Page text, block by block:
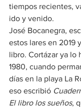
tiempos recientes,
ido y venido.
José Bocanegra,
estos lares en 2019
libro. Cortázar ya lo
1980, cuando
días en la playa La
eso escribió
El libro los sueños,